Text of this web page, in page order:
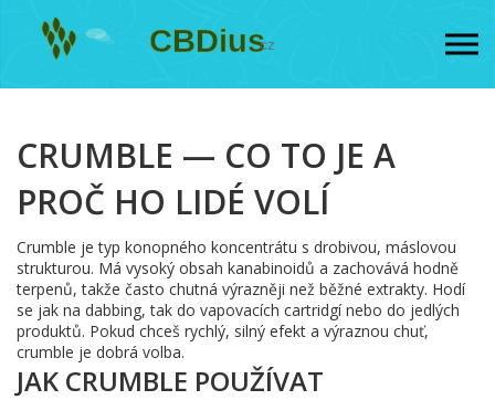
CRUMBLE — CO TO JE A
PROČ HO LIDÉ VOLÍ
Crumble je typ konopného koncentrátu s drobivou, máslovou
strukturou. Má vysoký obsah kanabinoidů a zachovává hodně
terpenů, takže často chutná výrazněji než běžné extrakty. Hodí
se jak na dabbing, tak do vapovacích cartridgí nebo do jedlých
produktů. Pokud chceš rychlý, silný efekt a výraznou chuť,
crumble je dobrá volba.
JAK CRUMBLE POUŽÍVAT